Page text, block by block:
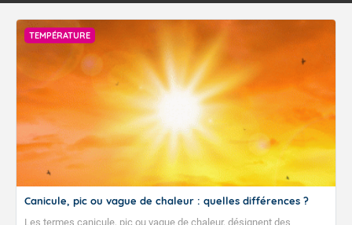
TEMPÉRATURE
Canicule, pic ou vague de chaleur : quelles différences ?
Les termes canicule, pic ou vague de chaleur, désignent des